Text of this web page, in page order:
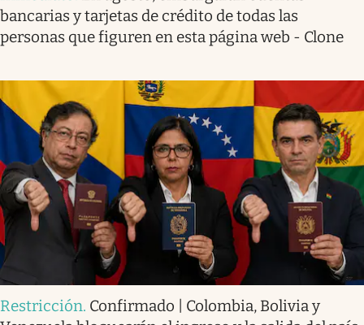
bancarias y tarjetas de crédito de todas las
personas que figuren en esta página web - Clone
Restricción. Confirmado | Colombia, Bolivia y